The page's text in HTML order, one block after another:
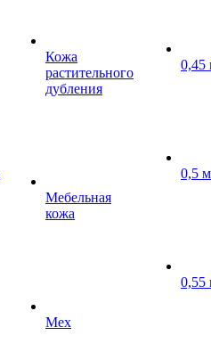
Кожа
растительного
дубления
Мебельная
кожа
Мех
0,45
0,5
0,55